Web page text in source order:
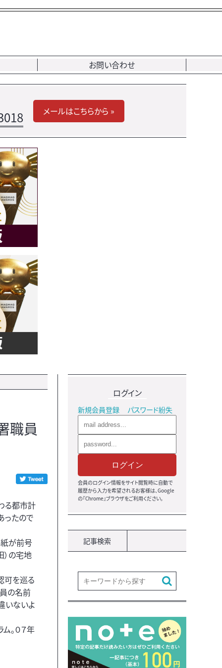
お問い合わせ
メールはこちらから »
職員
る都市計
ったので
紙が前号
の宅地
可を巡る
の名前
いないよ
。０７年
ログイン
新規会員登録 パスワード紛失
ログイン
会員のログイン情報をサイト閲覧時に自動で
履歴から入力を希望されるお客様は、Google
の『Chrome』ブラウザをご利用ください。
記事検索